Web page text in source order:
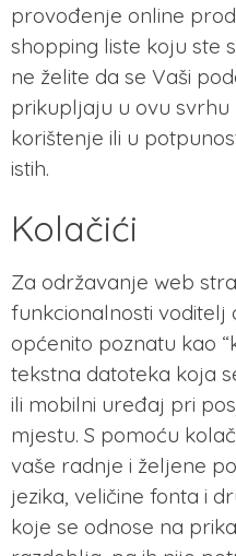
provođenje online
shopping liste koju ste
ne želite da se Vaši
prikupljaju u ovu svrhu
korištenje ili u
istih.
Kolačići
Za održavanje web
funkcionalnosti voditelj
općenito poznatu kao
tekstna datoteka koja
ili mobilni uređaj pri
mjestu. S pomoću
vaše radnje i željene
jezika, veličine fonta i
koje se odnose na